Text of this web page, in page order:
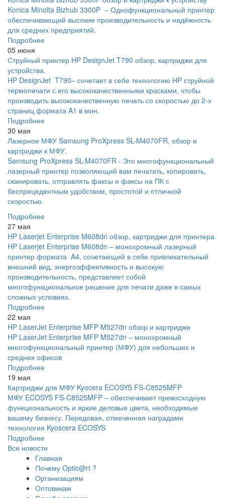
Konica Minolta Bizhub 3300P – Однофункциональный принтер
обеспечивающий высокие производительность и надёжность
для средних предприятий.
Подробнее
05 июня
Струйный принтер HP DesignJet T790 обзор, картриджи для
устройства.
HP DesignJet T790– сочетает в себе технологию HP струйной
термопечати с его высококачественными красками, чтобы
производить высококачественную печать со скоростью до 2-х
страниц формата A1 в мин.
Подробнее
30 мая
Лазерное МФУ Samsung ProXpress SL-M4070FR, обзор и
картриджи к МФУ.
Samsung ProXpress SL-M4070FR - Это многофункциональный
лазерный принтер позволяющий вам печатать, копировать,
сканировать, отправлять факсы и факсы на ПК с
беспрецедентным удобством, простотой и отличной
скоростью.
Подробнее
27 мая
HP Laserjet Enterprise M608dn обзор, картриджи для принтера
HP Laserjet Enterprise M608dn – монохромный лазерный
принтер формата A4, сочетающий в себе привлекательный
внешний вид, энергоэффективность и высокую
производительность, представляет собой
многофункциональное решение для печати даже в самых
сложных условиях.
Подробнее
22 мая
HP LaserJet Enterprise MFP M527dn обзор и картриджи
HP LaserJet Enterprise MFP M527dn – монохромный
многофункциональный принтер (МФУ) для небольших и
средних офисов
Подробнее
19 мая
Картриджи для МФУ Kyocera ECOSYS FS-C8525MFP
МФУ ECOSYS FS-C8525MFP – обеспечивает превосходную
функциональность и яркие деловые цвета, необходимые
вашему бизнесу. Передовая, отмеченная наградами
технология Kyoscera ECOSYS
Подробнее
Все новости
Главная
Почему Optic@rt ?
Организациям
Оптовикам